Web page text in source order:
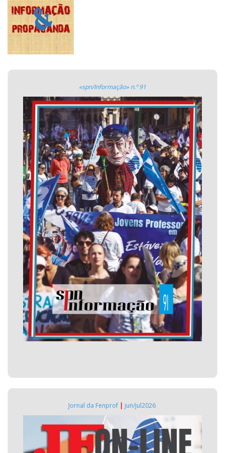
«spn/Informação» n.º 91
Jornal da Fenprof | jun/jul2026